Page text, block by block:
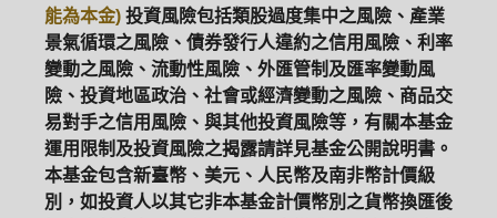
能為本金) 投資風險包括類股過度集中之風險、產業
景氣循環之風險、債券發行人違約之信用風險、利率
變動之風險、流動性風險、外匯管制及匯率變動風
險、投資地區政治、社會或經濟變動之風險、商品交
易對手之信用風險、與其他投資風險等，有關本基金
運用限制及投資風險之揭露請詳見基金公開說明書。
本基金包含新臺幣、美元、人民幣及南非幣計價級
別，如投資人以其它非本基金計價幣別之貨幣換匯後